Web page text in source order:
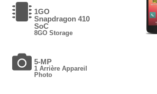
1GO
Snapdragon 410
SoC
8GO Storage
5-MP
1 Arrière Appareil
Photo